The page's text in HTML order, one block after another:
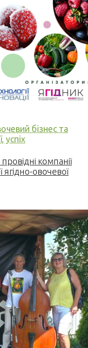
бізнес та
успіх
компанії
ягідно-овочевої